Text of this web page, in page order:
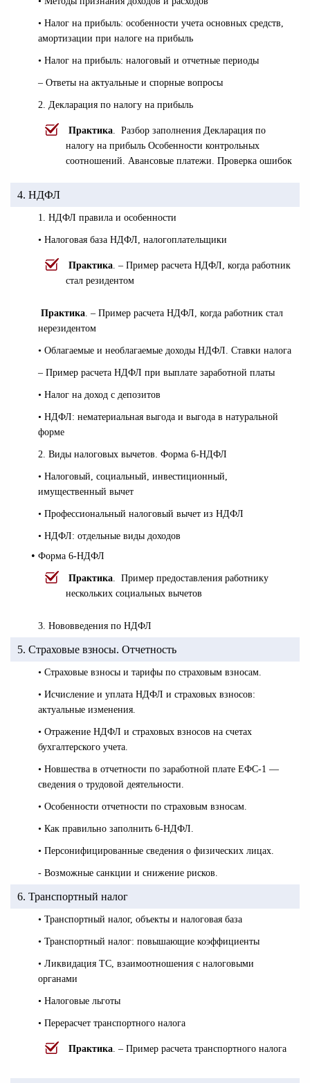
• Налог на прибыль: особенности учета основных средств,
амортизации при налоге на прибыль
• Налог на прибыль: налоговый и отчетные периоды
– Ответы на актуальные и спорные вопросы
2. Декларация по налогу на прибыль
Практика. Разбор заполнения Декларация по
налогу на прибыль Особенности контрольных
соотношений. Авансовые платежи. Проверка ошибок
4. НДФЛ
1. НДФЛ правила и особенности
• Налоговая база НДФЛ, налогоплательщики
Практика. – Пример расчета НДФЛ, когда работник
стал резидентом
Практика. – Пример расчета НДФЛ, когда работник стал
нерезидентом
• Облагаемые и необлагаемые доходы НДФЛ. Ставки налога
– Пример расчета НДФЛ при выплате заработной платы
• Налог на доход с депозитов
• НДФЛ: нематериальная выгода и выгода в натуральной
форме
2. Виды налоговых вычетов. Форма 6-НДФЛ
• Налоговый, социальный, инвестиционный,
имущественный вычет
• Профессиональный налоговый вычет из НДФЛ
• НДФЛ: отдельные виды доходов
• Форма 6-НДФЛ
Практика. Пример предоставления работнику
нескольких социальных вычетов
3. Нововведения по НДФЛ
5. Страховые взносы. Отчетность
• Страховые взносы и тарифы по страховым взносам.
• Исчисление и уплата НДФЛ и страховых взносов:
актуальные изменения.
• Отражение НДФЛ и страховых взносов на счетах
бухгалтерского учета.
• Новшества в отчетности по заработной плате ЕФС-1 —
сведения о трудовой деятельности.
• Особенности отчетности по страховым взносам.
• Как правильно заполнить 6-НДФЛ.
• Персонифицированные сведения о физических лицах.
- Возможные санкции и снижение рисков.
6. Транспортный налог
• Транспортный налог, объекты и налоговая база
• Транспортный налог: повышающие коэффициенты
• Ликвидация ТС, взаимоотношения с налоговыми
органами
• Налоговые льготы
• Перерасчет транспортного налога
Практика. – Пример расчета транспортного налога